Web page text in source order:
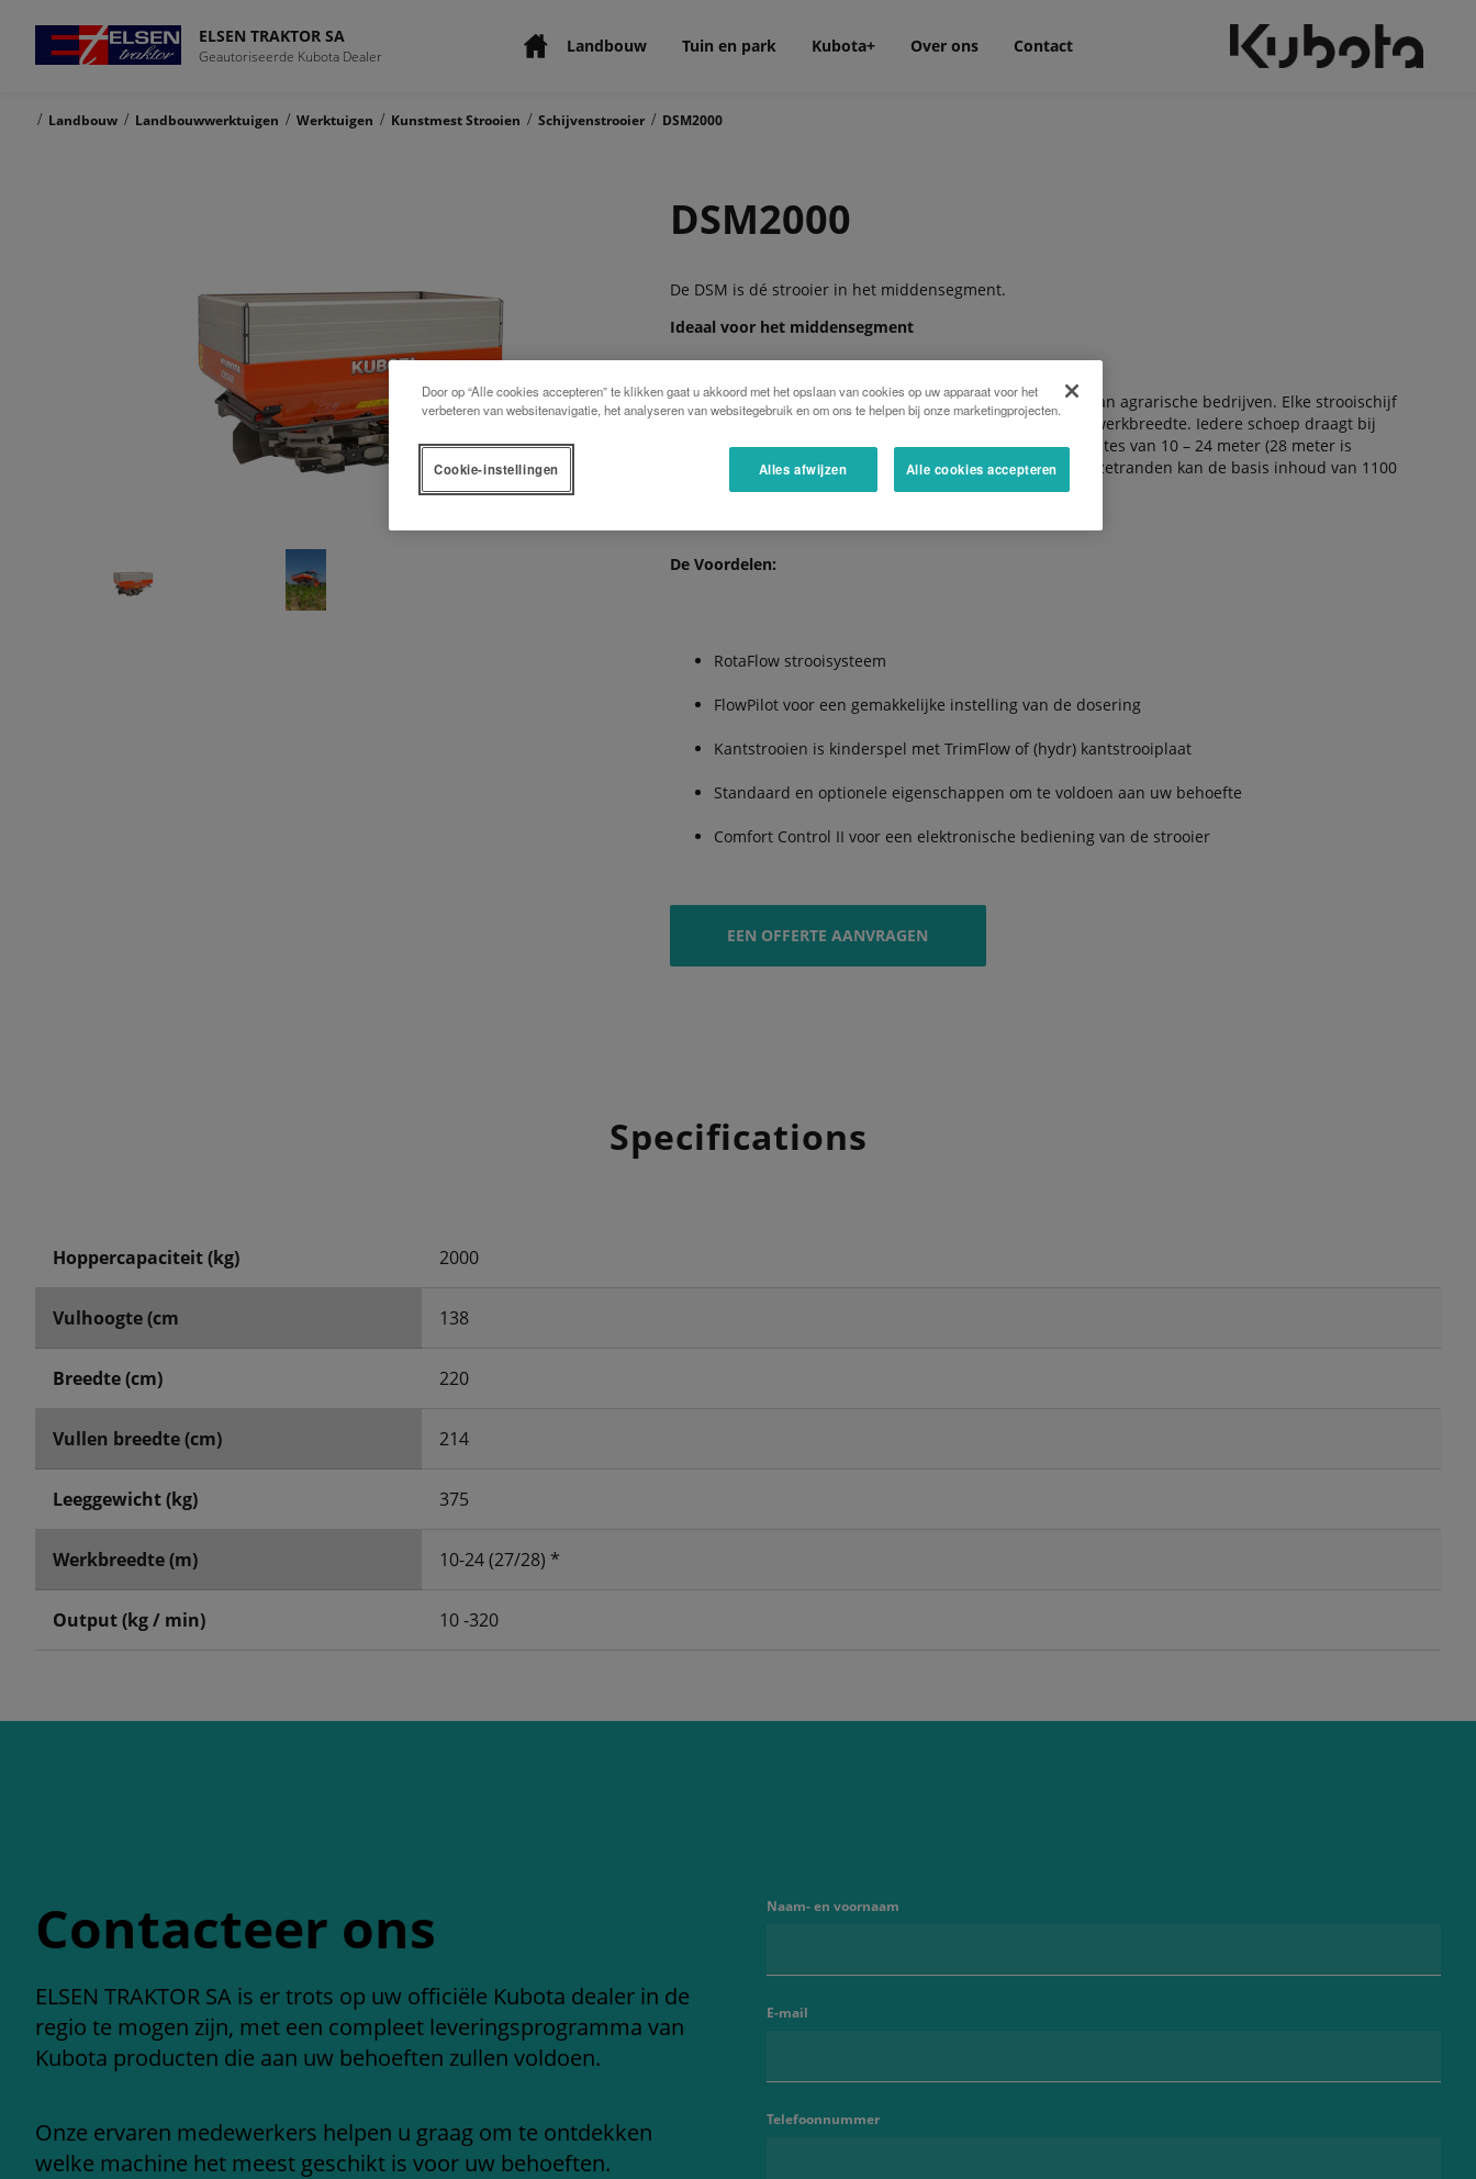
ELSEN TRAKTOR SA
Geautoriseerde Kubota Dealer Landbouw Tuin en park Kubota+ Over ons Contact
/ Landbouw / Landbouwwerktuigen / Werktuigen / Kunstmest Strooien / Schijvenstrooier / DSM2000
DSM2000
De DSM is dé strooier in het middensegment.
Ideaal voor het middensegment
De DSM is de perfecte strooier voor het middensegment van agrarische bedrijven. Elke strooischijf
heeft 8 schoepen. De lengte van de schoepen bepaalt de werkbreedte. Iedere schoep draagt bij
aan het uiterst nauwkeurige strooibeeld bij alle werkbreedtes van 10 – 24 meter (28 meter is
optioneel). Met de gemakkelijk te monteren aluminium opzetranden kan de basis inhoud van 1100
liter worden uitgebreid naar 1550 of 2000 liter.
De Voordelen:
RotaFlow strooisysteem
FlowPilot voor een gemakkelijke instelling van de dosering
Kantstrooien is kinderspel met TrimFlow of (hydr) kantstrooiplaat
Standaard en optionele eigenschappen om te voldoen aan uw behoefte
Comfort Control II voor een elektronische bediening van de strooier
EEN OFFERTE AANVRAGEN
Specifications
Hoppercapaciteit (kg) 2000
Vulhoogte (cm 138
Breedte (cm) 220
Vullen breedte (cm) 214
Leeggewicht (kg) 375
Werkbreedte (m) 10-24 (27/28) *
Output (kg / min) 10 -320
Contacteer ons
ELSEN TRAKTOR SA is er trots op uw officiële Kubota dealer in de
regio te mogen zijn, met een compleet leveringsprogramma van
Kubota producten die aan uw behoeften zullen voldoen.
Onze ervaren medewerkers helpen u graag om te ontdekken
welke machine het meest geschikt is voor uw behoeften.
Naam- en voornaam
E-mail
Telefoonnummer
Door op “Alle cookies accepteren” te klikken gaat u akkoord met het opslaan van cookies op uw apparaat voor het
verbeteren van websitenavigatie, het analyseren van websitegebruik en om ons te helpen bij onze marketingprojecten.
Alles afwijzen Alle cookies accepteren
Cookie-instellingen